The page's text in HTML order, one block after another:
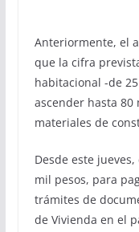
Anteriormente, el
que la cifra
habitacional -de
ascender hasta 80
materiales de
Desde este
mil pesos, para
trámites de
de Vivienda en el